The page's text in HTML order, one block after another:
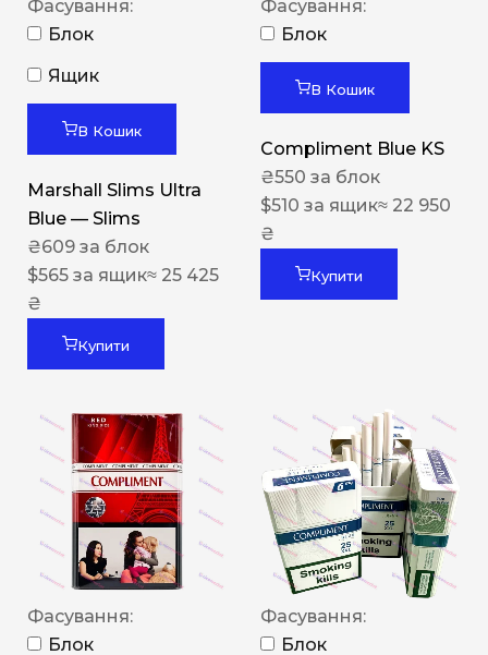
Фасування:
Блок
Ящик
В Кошик
Marshall Slims Ultra
Blue — Slims
₴609 за блок
$565 за ящик≈ 25 425
₴
Купити
Фасування:
Блок
В Кошик
Compliment Blue KS
₴550 за блок
$510 за ящик≈ 22 950
₴
Купити
Фасування:
Блок
Фасування:
Блок